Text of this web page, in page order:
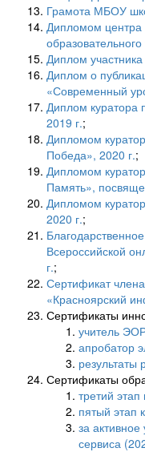
Грамота МБОУ
Дипломом центра
Диплом участника
Диплом о
«Современный
Диплом куратора
2019 г.;
Дипломом
Победа», 2020 г.;
Дипломом
Память»,
Дипломом
2020 г.;
Всероссийской
г.;
Сертификат
«Красноярский
Сертификаты
учитель
апробатор
результаты
Сертификаты
третий
пятый этап
за
сервиса